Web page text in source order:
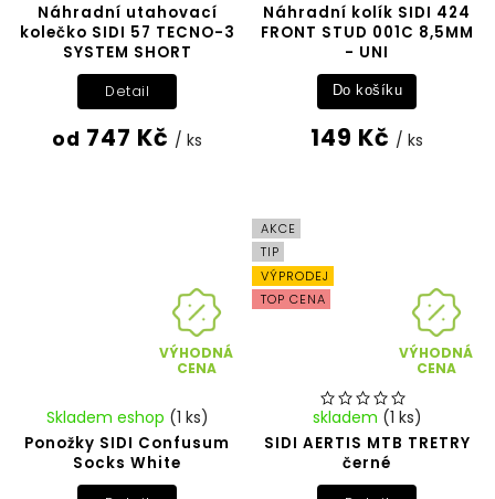
Náhradní utahovací
kolečko SIDI 57 TECNO-3
SYSTEM SHORT
od 747 Kč / ks
Detail
Náhradní kolík SIDI 424
FRONT STUD 001C 8,5MM
- UNI
149 Kč / ks
Do košíku
VÝHODNÁ
CENA
Ponožky SIDI Confusum
Socks White
Skladem eshop (1 ks)
AKCE
TIP
VÝPRODEJ
TOP CENA
VÝHODNÁ
CENA
SIDI AERTIS MTB TRETRY
černé
skladem (1 ks)